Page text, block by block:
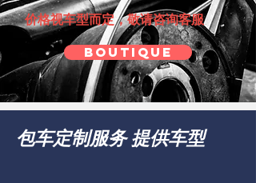
价格视车型而定，敬请咨询客服
BOUTIQUE
包车定制服务 提供车型